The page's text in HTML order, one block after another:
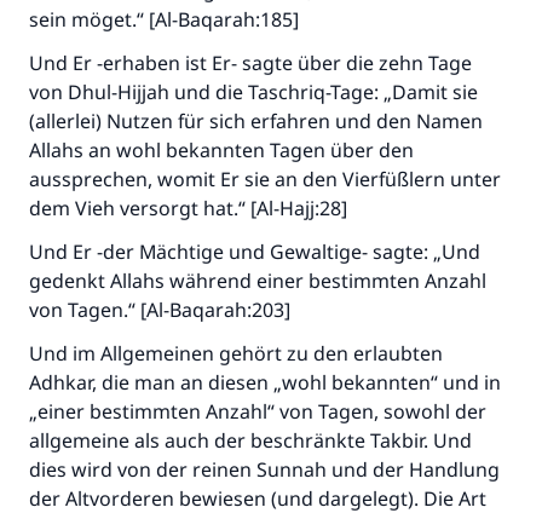
sein möget.“ [Al-Baqarah:185]
Und Er -erhaben ist Er- sagte über die zehn Tage
von Dhul-Hijjah und die Taschriq-Tage: „Damit sie
(allerlei) Nutzen für sich erfahren und den Namen
Allahs an wohl bekannten Tagen über den
aussprechen, womit Er sie an den Vierfüßlern unter
dem Vieh versorgt hat.“ [Al-Hajj:28]
Und Er -der Mächtige und Gewaltige- sagte: „Und
gedenkt Allahs während einer bestimmten Anzahl
von Tagen.“ [Al-Baqarah:203]
Und im Allgemeinen gehört zu den erlaubten
Adhkar, die man an diesen „wohl bekannten“ und in
„einer bestimmten Anzahl“ von Tagen, sowohl der
allgemeine als auch der beschränkte Takbir. Und
dies wird von der reinen Sunnah und der Handlung
der Altvorderen bewiesen (und dargelegt). Die Art